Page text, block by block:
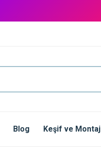
Blog Keşif ve Montaj